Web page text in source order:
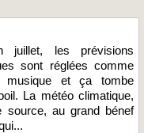
juillet, les prévisions
sont réglées comme
et ça tombe
La météo climatique,
source, au grand bénef